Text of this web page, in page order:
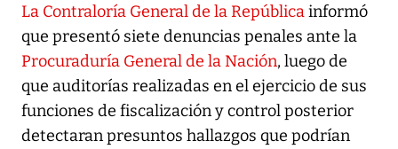
La Contraloría General de la Repúblicainformó
que presentó siete denuncias penales ante la
Procuraduría General de la Nación, luego de
que auditorías realizadas en el ejercicio de sus
funciones de fiscalización y control posterior
detectaran presuntos hallazgos que podrían